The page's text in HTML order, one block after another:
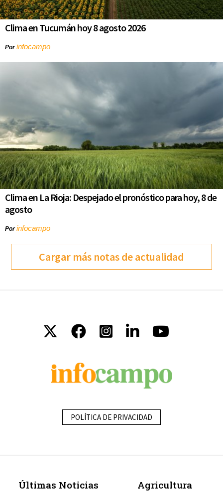
Clima en Tucumán hoy 8 agosto 2026
Porinfocampo
Clima en La Rioja: Despejado el pronóstico para hoy, 8 de
agosto
Porinfocampo
Cargar más notas de actualidad
POLÍTICA DE PRIVACIDAD
Últimas Noticias
Agricultura